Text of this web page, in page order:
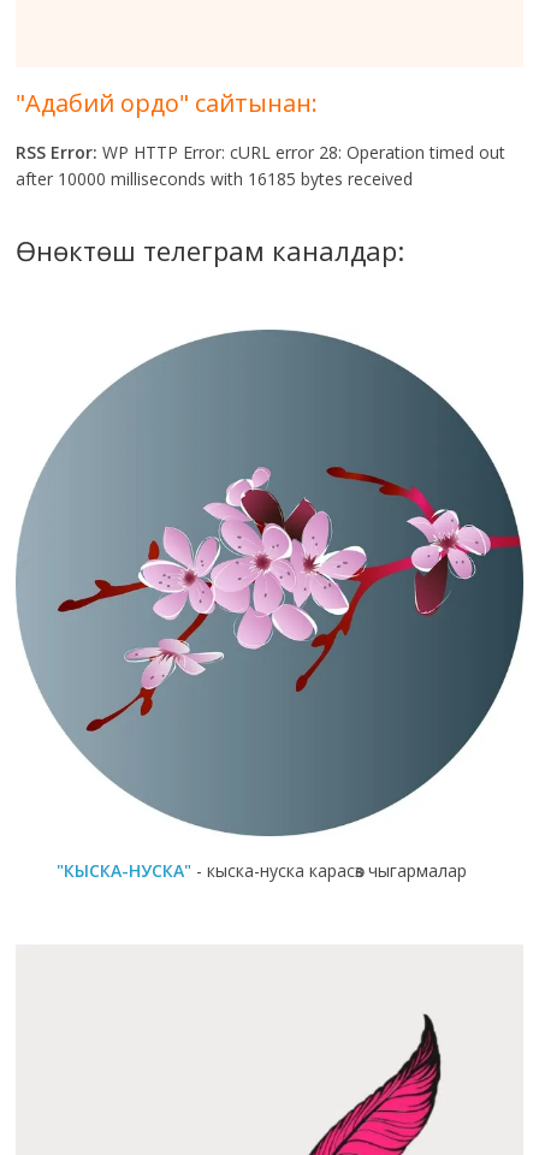
"Адабий ордо" сайтынан:
RSS Error: WP HTTP Error: cURL error 28: Operation timed out
after 10000 milliseconds with 16185 bytes received
Өнөктөш телеграм каналдар:
"КЫСКА-НУСКА" - кыска-нуска карасөз чыгармалар